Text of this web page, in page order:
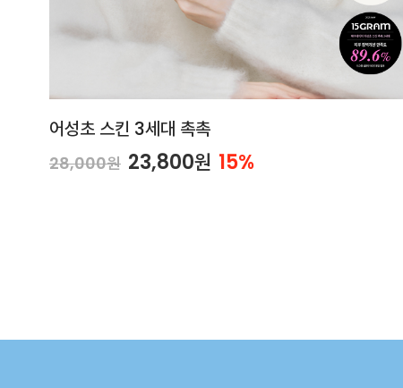
어성초 스킨 3세대 촉촉
28,000원 23,800원 15%